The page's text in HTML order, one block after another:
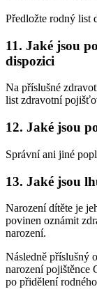
Předložte rodný list
11. Jaké jsou
dispozici
Na příslušné
list zdravotní
12. Jaké jsou
Správní ani jiné
13. Jaké jsou
Narození dítěte je
povinen oznámit
narození.
Následně příslušný
narození pojištěnce
po přidělení